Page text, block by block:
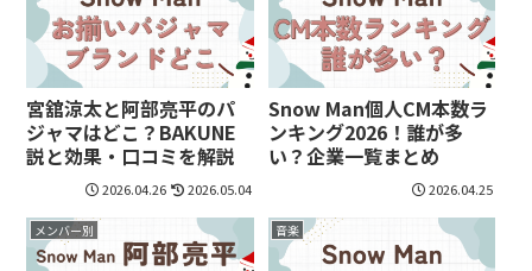
宮舘涼太と阿部亮平のパ
ジャマはどこ？BAKUNE
説と効果・口コミを解説
2026.04.26 2026.05.04
Snow Man個人CM本数ラ
ンキング2026！誰が多
い？企業一覧まとめ
2026.04.25
メンバー別 音楽